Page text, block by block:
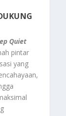
Quiet
pintar
yang